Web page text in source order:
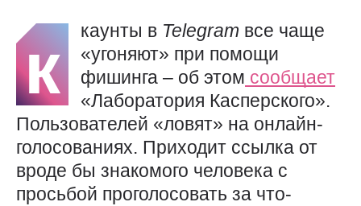
к каунты в Telegram все чаще
«угоняют» при помощи
фишинга – об этом сообщает
«Лаборатория Касперского».
Пользователей «ловят» на онлайн-
голосованиях. Приходит ссылка от
вроде бы знакомого человека с
просьбой проголосовать за что-